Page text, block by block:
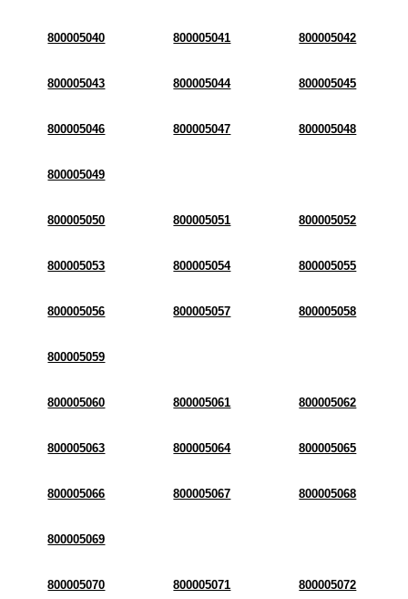
800005040 800005041 800005042
800005043 800005044 800005045
800005046 800005047 800005048
800005049
800005050 800005051 800005052
800005053 800005054 800005055
800005056 800005057 800005058
800005059
800005060 800005061 800005062
800005063 800005064 800005065
800005066 800005067 800005068
800005069
800005070 800005071 800005072